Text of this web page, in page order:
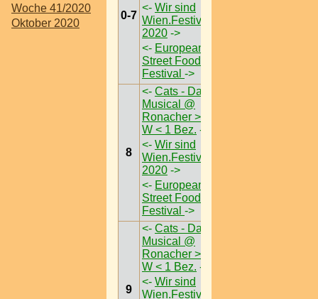
Woche 41/2020
Oktober 2020
0-7
<- Wir sind
Wien.Festival
2020 ->
<- European
Street Food
Festival ->
8
<- Cats - Das
Musical @
Ronacher >
W < 1 Bez. ->
<- Wir sind
Wien.Festival
2020 ->
<- European
Street Food
Festival ->
9
<- Cats - Das
Musical @
Ronacher >
W < 1 Bez. ->
<- Wir sind
Wien.Festival